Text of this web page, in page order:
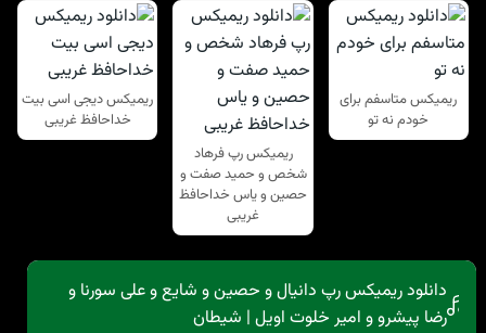
ریمیکس متاسفم برای
خودم نه تو
ریمیکس رپ فرهاد
شخص و حمید صفت و
حصین و یاس خداحافظ
غریبی
ریمیکس دیجی اسی بیت
خداحافظ غریبی
دانلود ریمیکس رپ دانیال و حصین و شایع و علی سورنا و
رضا پیشرو و امیر خلوت اویل | شیطان